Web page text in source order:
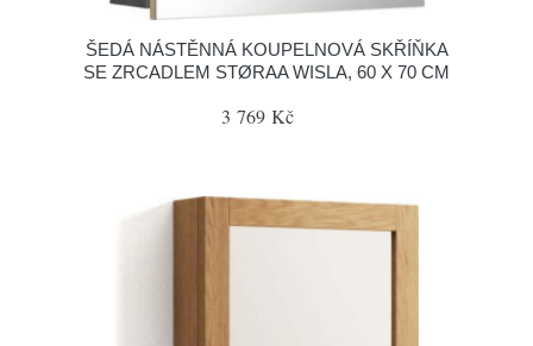
ŠEDÁ NÁSTĚNNÁ KOUPELNOVÁ SKŘÍŇKA
SE ZRCADLEM STØRAA WISLA, 60 X 70 CM
3 769 Kč